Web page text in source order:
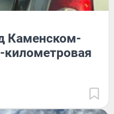
Каменском-